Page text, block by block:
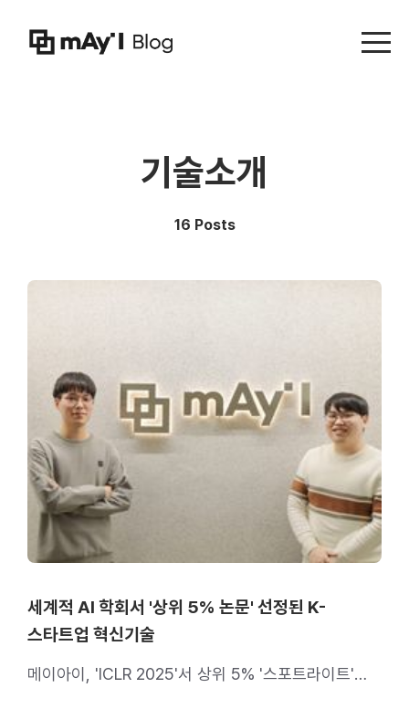
Menu
기술소개
16 Posts
세계적 AI 학회서 '상위 5% 논문' 선정된 K-
스타트업 혁신기술
메이아이, 'ICLR 2025'서 상위 5% '스포트라이트'